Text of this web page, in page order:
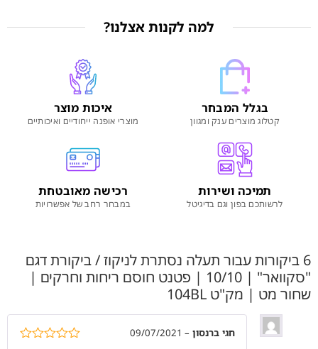
למה לקנות אצלנו?
בגלל המבחר
קטלוג מוצרים ענק ומגוון
איכות מוצר
מוצרי אופנה ייחודיים ואיכותיים
תמיכה ושירות
לרשותכם בפון וגם בדיגיטל
רכישה מאובטחת
במבחר רחב של אפשרויות
6 ביקורות עבור
תעלה נסתרת לניקוז / ביקורת דגם
"סקוואר" | 10/10 | פטנט חוסם ריחות וחרקים |
שחור מט | מק"ט 104BL
חגי ברנסון –
09/07/2021